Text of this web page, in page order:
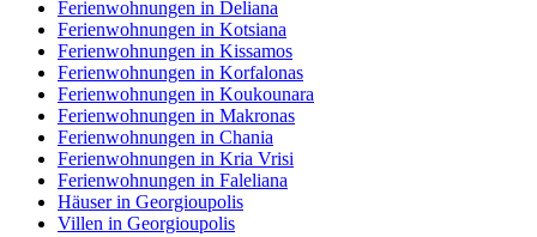
Ferienwohnungen in Deliana
Ferienwohnungen in Kotsiana
Ferienwohnungen in Kissamos
Ferienwohnungen in Korfalonas
Ferienwohnungen in Koukounara
Ferienwohnungen in Makronas
Ferienwohnungen in Chania
Ferienwohnungen in Kria Vrisi
Ferienwohnungen in Faleliana
Häuser in Georgioupolis
Villen in Georgioupolis